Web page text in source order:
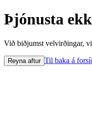
Þjónusta
Við biðjumst velvirðingar,
Reyna aftur Til baka á